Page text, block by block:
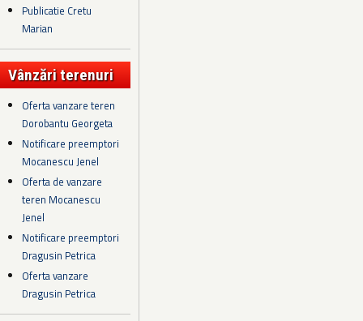
Publicatie Cretu
Marian
Vânzări terenuri
Oferta vanzare teren
Dorobantu Georgeta
Notificare preemptori
Mocanescu Jenel
Oferta de vanzare
teren Mocanescu
Jenel
Notificare preemptori
Dragusin Petrica
Oferta vanzare
Dragusin Petrica